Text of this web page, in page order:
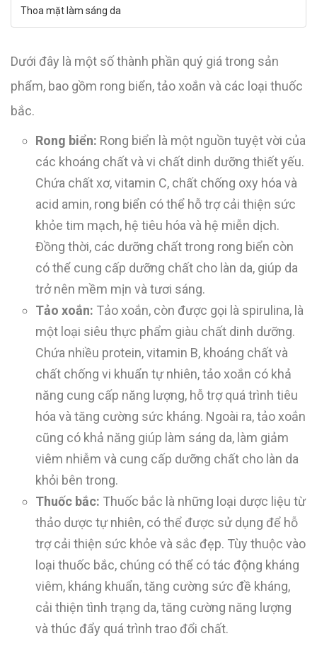
Thoa mặt làm sáng da
Dưới đây là một số thành phần quý giá trong sản
phẩm, bao gồm rong biển, tảo xoắn và các loại thuốc
bắc.
Rong biển: Rong biển là một nguồn tuyệt vời của
các khoáng chất và vi chất dinh dưỡng thiết yếu.
Chứa chất xơ, vitamin C, chất chống oxy hóa và
acid amin, rong biển có thể hỗ trợ cải thiện sức
khỏe tim mạch, hệ tiêu hóa và hệ miễn dịch.
Đồng thời, các dưỡng chất trong rong biển còn
có thể cung cấp dưỡng chất cho làn da, giúp da
trở nên mềm mịn và tươi sáng.
Tảo xoắn: Tảo xoắn, còn được gọi là spirulina, là
một loại siêu thực phẩm giàu chất dinh dưỡng.
Chứa nhiều protein, vitamin B, khoáng chất và
chất chống vi khuẩn tự nhiên, tảo xoắn có khả
năng cung cấp năng lượng, hỗ trợ quá trình tiêu
hóa và tăng cường sức kháng. Ngoài ra, tảo xoắn
cũng có khả năng giúp làm sáng da, làm giảm
viêm nhiễm và cung cấp dưỡng chất cho làn da
khỏi bên trong.
Thuốc bắc: Thuốc bắc là những loại dược liệu từ
thảo dược tự nhiên, có thể được sử dụng để hỗ
trợ cải thiện sức khỏe và sắc đẹp. Tùy thuộc vào
loại thuốc bắc, chúng có thể có tác động kháng
viêm, kháng khuẩn, tăng cường sức đề kháng,
cải thiện tình trạng da, tăng cường năng lượng
và thúc đẩy quá trình trao đổi chất.